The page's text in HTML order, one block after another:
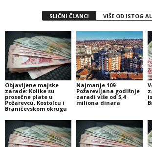
SLIČNI ČLANCI VIŠE OD ISTOG
Objavljene majske
zarade: Kolike su
prosečne plate u
Požarevcu, Kostolcu i
Braničevskom okrugu
Najmanje 109
Požarevljana godišnje
zaradi više od 5,4
miliona dinara